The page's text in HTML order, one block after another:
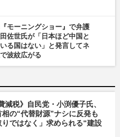
モーニングショー』で弁護
佐世氏が「日本ほど中国と
る国はない」と発言してネ
波紋広がる
減税》自民党・小渕優子氏、
の“代替財源”ナシに反発も
りではなく」求められる“建設